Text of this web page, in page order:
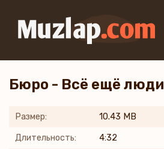
Бюро - Всё ещё люди
Размер: 10.43 MB
Длительность: 4:32